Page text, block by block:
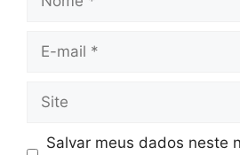
Site
Salvar meus dados neste